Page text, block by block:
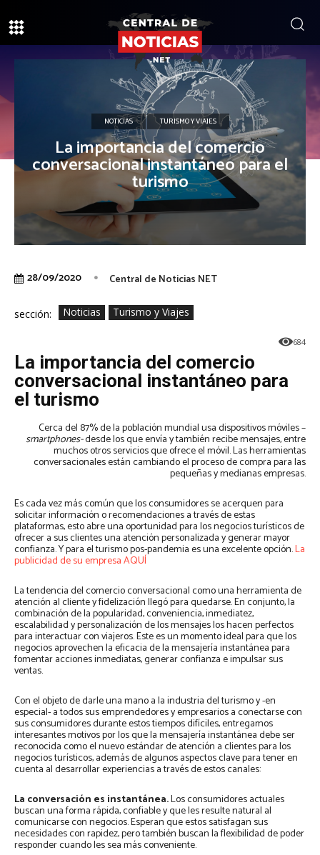
NOTICIAS TURISMO Y VIAJES
La importancia del comercio
conversacional instantáneo para el
turismo
28/09/2020 Central de Noticias NET
sección: Noticias Turismo y Viajes
684
La importancia del comercio
conversacional instantáneo para
el turismo
Cerca del 87% de la población mundial usa dispositivos móviles –
smartphones-desde los que envía y también recibe mensajes, entre
muchos otros servicios que ofrece el móvil. Las herramientas
conversacionales están cambiando el proceso de compra para las
pequeñas y medianas empresas.
Es cada vez más común que los consumidores se acerquen para
solicitar información o recomendaciones a través de estas
plataformas, esto abre una oportunidad para los negocios turísticos de
ofrecer a sus clientes una atención personalizada y generar mayor
confianza. Y para el turismo pos-pandemia es una excelente opción.La
publicidad de su empresa AQUÍ
La tendencia del comercio conversacional como una herramienta de
atención al cliente y fidelización llegó para quedarse. En conjunto, la
combinación de la popularidad, conveniencia, inmediatez,
escalabilidad y personalización de los mensajes los hacen perfectos
para interactuar con viajeros. Este es un momento ideal para que los
negocios aprovechen la eficacia de la mensajería instantánea para
fomentar acciones inmediatas, generar confianza e impulsar sus
ventas.
Con el objeto de darle una mano a la industria del turismo y -en
especial- a todos sus emprendedores y empresarios a conectarse con
sus consumidores durante estos tiempos difíciles, entregamos
interesantes motivos por los que la mensajería instantánea debe ser
reconocida como el nuevo estándar de atención a clientes para los
negocios turísticos, además de algunos aspectos clave para tener en
cuenta al desarrollar experiencias a través de estos canales:
La conversación es instantánea.Los consumidores actuales
buscan una forma rápida, confiable y que les resulte natural al
comunicarse con negocios. Esperan que estos satisfagan sus
necesidades con rapidez, pero también buscan la flexibilidad de poder
responder cuando les sea más conveniente.